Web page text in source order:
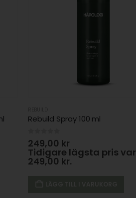
Rebuild Spray 100 ml
249,00 kr
Tidigare lägsta pris var
249,00 kr.